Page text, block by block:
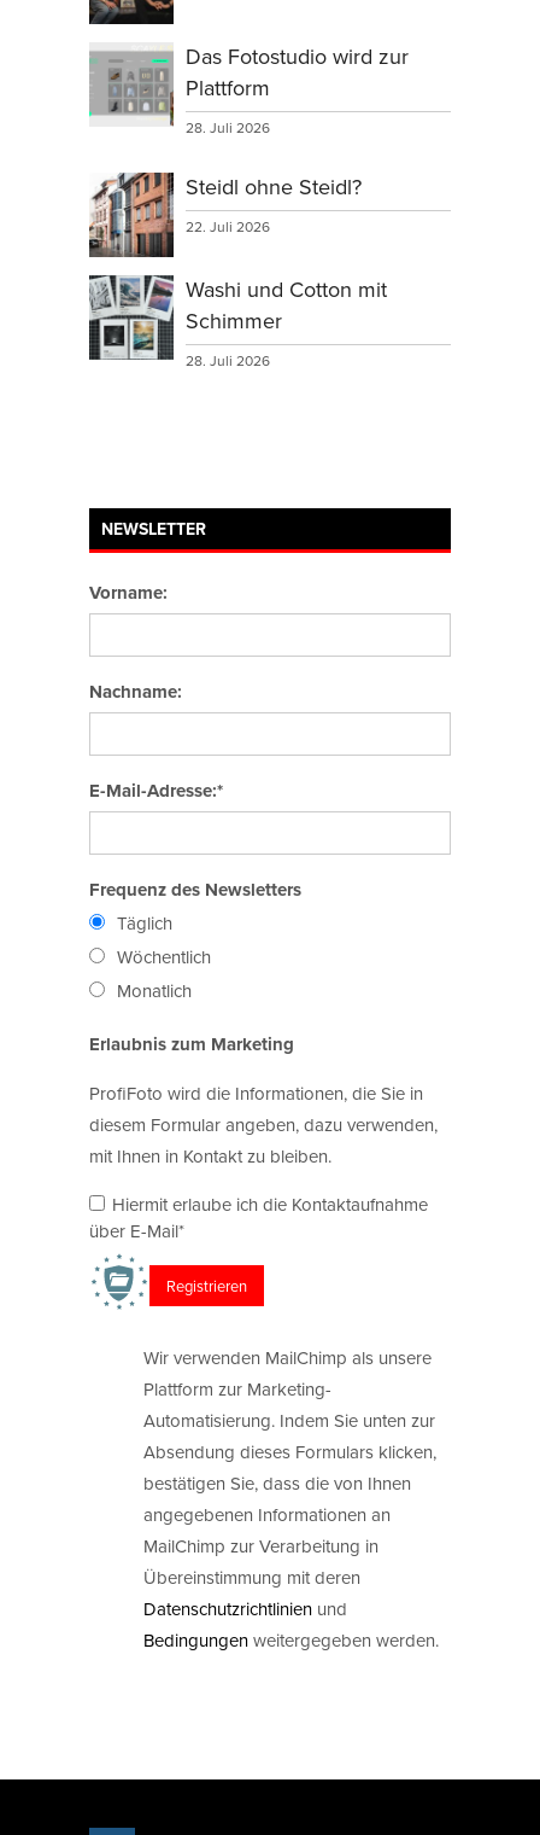
Das Fotostudio wird zur
Plattform
28. Juli 2026
Steidl ohne Steidl?
22. Juli 2026
Washi und Cotton mit
Schimmer
28. Juli 2026
NEWSLETTER
Vorname:
Nachname:
E-Mail-Adresse:*
Frequenz des Newsletters
Täglich
Wöchentlich
Monatlich
Erlaubnis zum Marketing
ProfiFoto wird die Informationen, die Sie in
diesem Formular angeben, dazu verwenden,
mit Ihnen in Kontakt zu bleiben.
Hiermit erlaube ich die Kontaktaufnahme
über E-Mail*
Wir verwenden MailChimp als unsere
Plattform zur Marketing-
Automatisierung. Indem Sie unten zur
Absendung dieses Formulars klicken,
bestätigen Sie, dass die von Ihnen
angegebenen Informationen an
MailChimp zur Verarbeitung in
Übereinstimmung mit deren
Datenschutzrichtlinien und
Bedingungenweitergegeben werden.